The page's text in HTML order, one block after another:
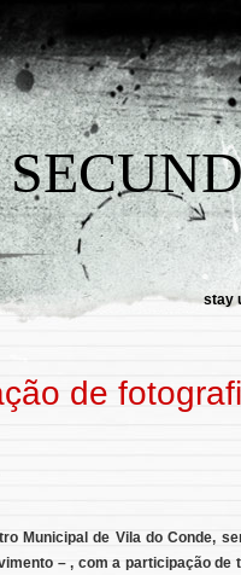
stay
de
Municipal de Vila do Conde,
– , com a participação de